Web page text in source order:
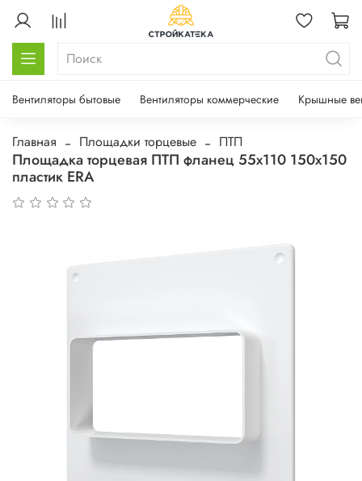
Вентиляторы бытовые Вентиляторы коммерческие Крышные
Главная Площадки торцевые ПТП
Площадка торцевая ПТП фланец 55х110 150х150
пластик ERA